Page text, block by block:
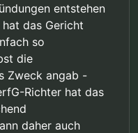
entstehen
das Gericht
so
die
Zweck angab -
Richter hat das
daher auch